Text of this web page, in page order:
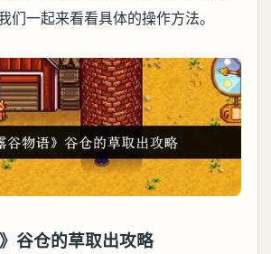
们一起来看看具体的操作方法。
谷仓的草取出攻略